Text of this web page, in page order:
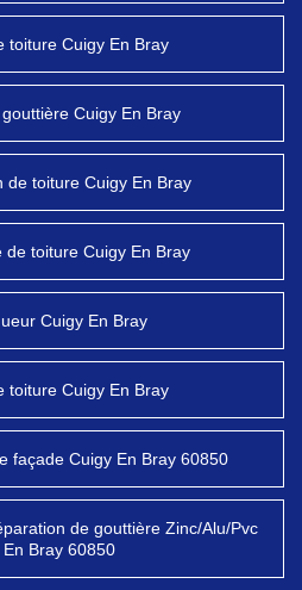
toiture Cuigy En Bray
Cuigy En Bray
de toiture Cuigy En Bray
de toiture Cuigy En Bray
Cuigy En Bray
toiture Cuigy En Bray
façade Cuigy En Bray 60850
de gouttière Zinc/Alu/Pvc
Bray 60850